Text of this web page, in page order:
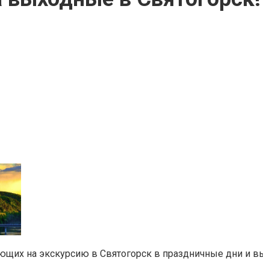
на экскурсию в Святогорск в праздничные дни и